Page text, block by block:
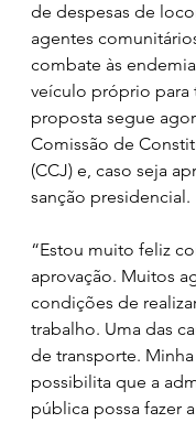
de despesas de
agentes
combate às
veículo próprio para
proposta segue
Comissão de
(CCJ) e, caso seja
sanção presidencial.
“Estou muito feliz
aprovação. Muitos
condições de
trabalho. Uma das
de transporte.
possibilita que a
pública possa fazer